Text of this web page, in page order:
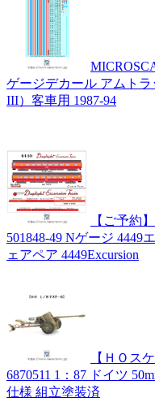
ゲージデカール アムトラ
III）客車用 1987-94
【ご予約
501848-49 Nゲージ 4449
ェアペア 4449Excursion
【ＨＯス
6870511 1：87 ドイツ
仕様 組立塗装済